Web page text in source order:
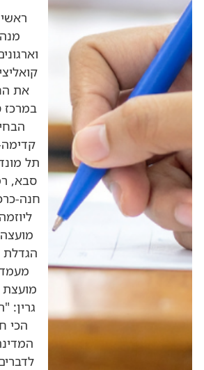
את
במרכז
תל
סבא,
חנה-
הגדלת
מועצת
גרין:
הכי